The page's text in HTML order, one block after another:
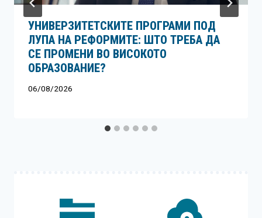
УНИВЕРЗИТЕТСКИТЕ ПРОГРАМИ ПОД
ЛУПА НА РЕФОРМИТЕ: ШТО ТРЕБА ДА
СЕ ПРОМЕНИ ВО ВИСОКОТО
ОБРАЗОВАНИЕ?
06/08/2026